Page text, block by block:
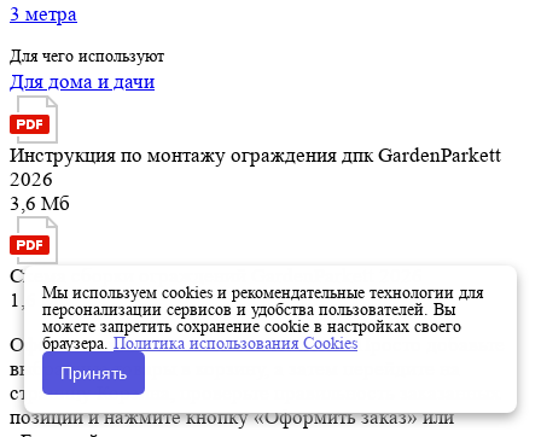
3 метра
Для чего используют
Для дома и дачи
Инструкция по монтажу ограждения дпк GardenParkett
2026
3,6 Мб
Схема сборки ограждений GardenParkett 2026
1,6 Мб
Оформить заказ на нашем сайте легко. Просто добавьте
выбранные товары в корзину, а затем перейдите на
страницу Корзина, проверьте правильность заказанных
позиций и нажмите кнопку «Оформить заказ» или
Мы используем cookies и рекомендательные технологии для
персонализации сервисов и удобства пользователей. Вы
можете запретить сохранение cookie в настройках своего
браузера. Политика использования Cookies
Принять